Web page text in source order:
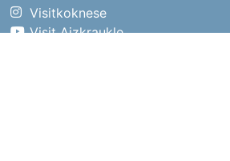
Visitkoknese
Visit Aizkraukle